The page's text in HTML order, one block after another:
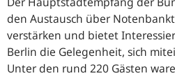
den Austausch über
verstärken und bietet
Berlin die Gelegenheit, sich
Unter den rund 220 Gästen